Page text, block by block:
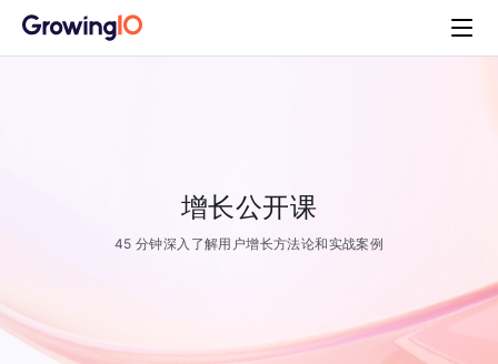
增长公开课
45 分钟深入了解用户增长方法论和实战案例